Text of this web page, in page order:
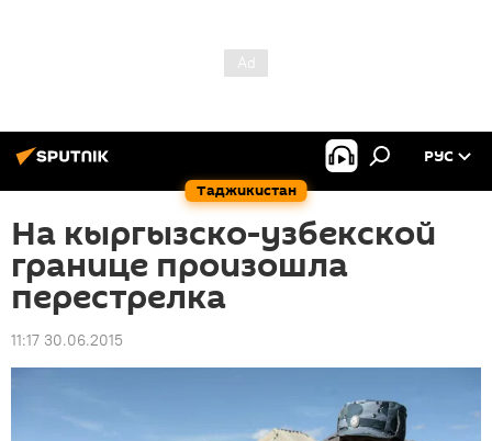
Таджикистан
РУС
На кыргызско-узбекской
границе произошла
перестрелка
11:17 30.06.2015